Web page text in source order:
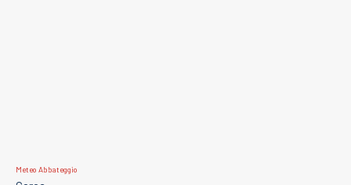
Meteo Abbateggio